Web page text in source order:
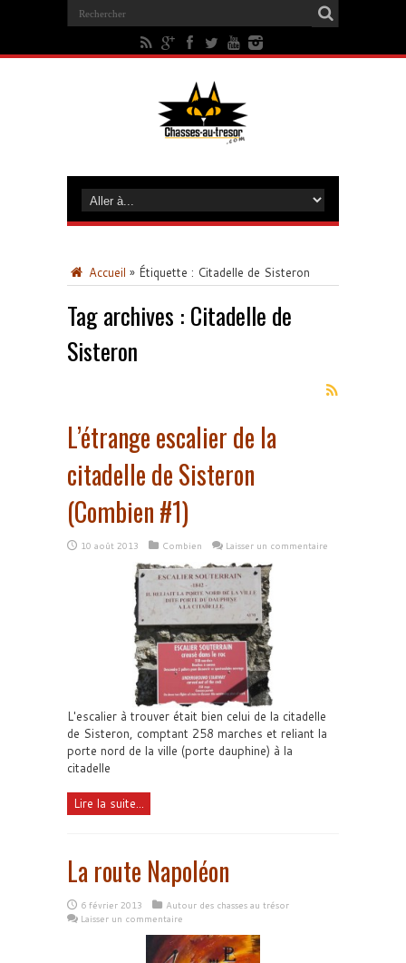
Accueil » Étiquette : Citadelle de Sisteron
Tag archives : Citadelle de
Sisteron
L’étrange escalier de la
citadelle de Sisteron
(Combien #1)
10 août 2013 Combien Laisser un commentaire
L'escalier à trouver était bien celui de la citadelle
de Sisteron, comptant 258 marches et reliant la
porte nord de la ville (porte dauphine) à la
citadelle
Lire la suite...
La route Napoléon
6 février 2013
Autour des chasses au trésor
Laisser un commentaire